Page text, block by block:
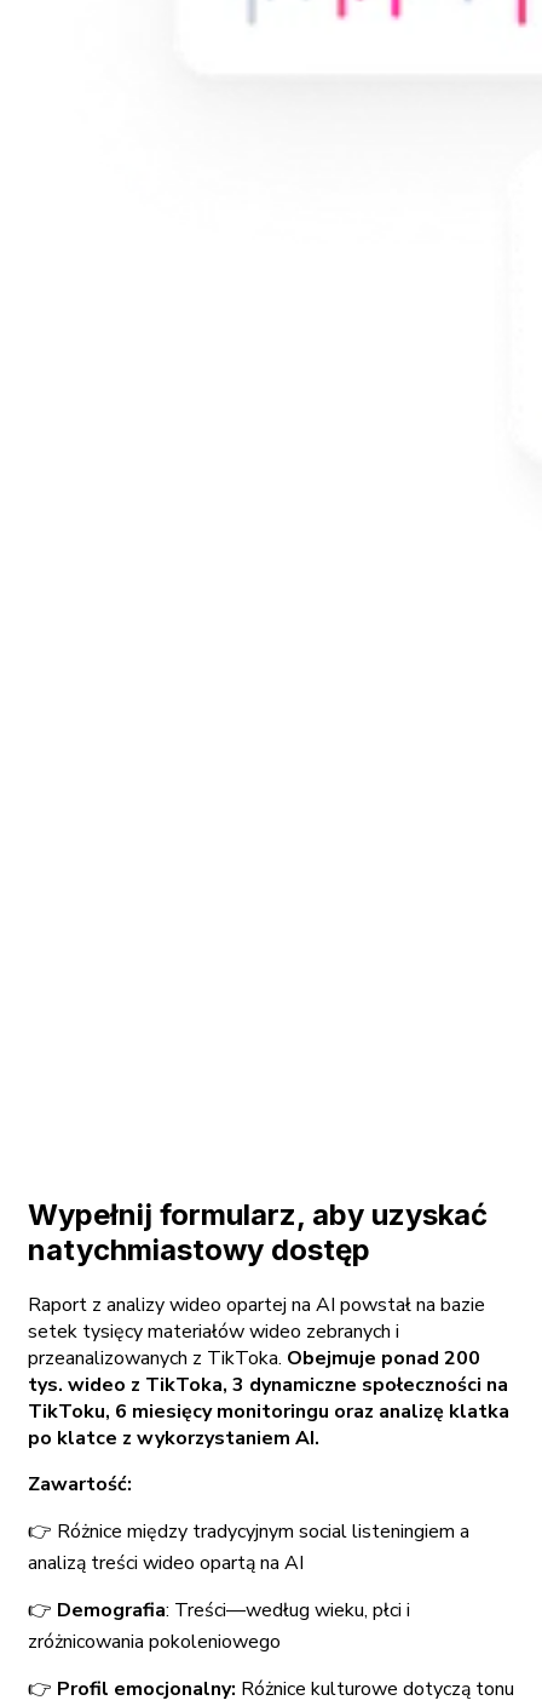
Wypełnij formularz, aby uzyskać
natychmiastowy dostęp
Raport z analizy wideo opartej na AI powstał na bazie
setek tysięcy materiałów wideo zebranych i
przeanalizowanych z TikToka. Obejmuje ponad 200
tys. wideo z TikToka, 3 dynamiczne społeczności na
TikToku, 6 miesięcy monitoringu oraz analizę klatka
po klatce z wykorzystaniem AI.
Zawartość:
👉 Różnice między tradycyjnym social listeningiem a
analizą treści wideo opartą na AI
👉 Demografia: Treści—według wieku, płci i
zróżnicowania pokoleniowego
👉 Profil emocjonalny: Różnice kulturowe dotyczą tonu